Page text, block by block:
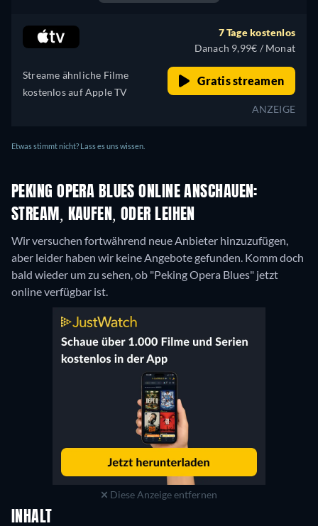
Streame ähnliche Filme
kostenlos auf Apple TV
7 Tage kostenlos
Danach 9,99€ / Monat
Gratis streamen
ANZEIGE
Etwas stimmt nicht? Lass es uns wissen.
PEKING OPERA BLUES ONLINE ANSCHAUEN:
STREAM, KAUFEN, ODER LEIHEN
Wir versuchen fortwährend neue Anbieter hinzuzufügen,
aber leider haben wir keine Angebote gefunden. Komm doch
bald wieder um zu sehen, ob "Peking Opera Blues" jetzt
online verfügbar ist.
Diese Anzeige entfernen
INHALT